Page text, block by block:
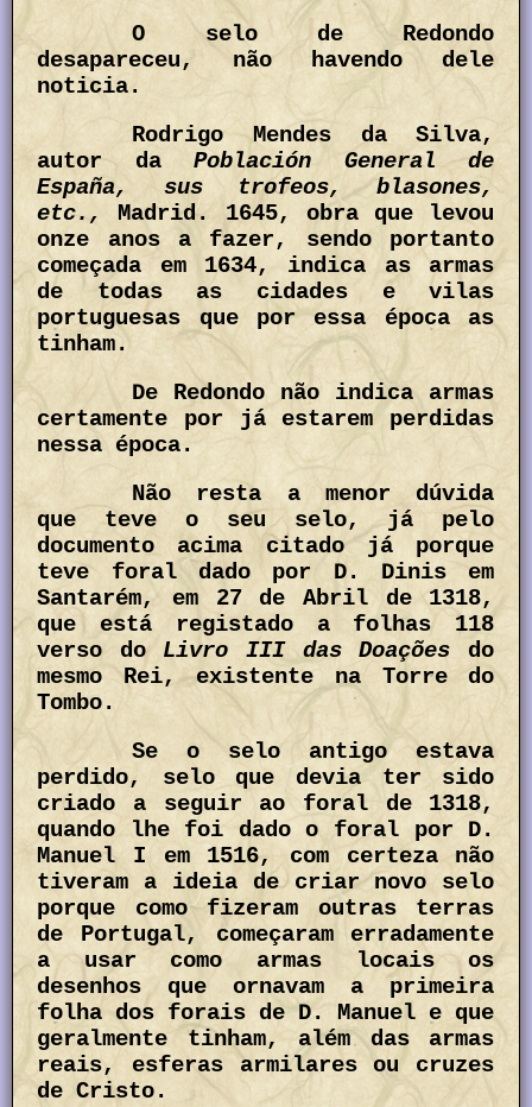
O selo de Redondo
desapareceu, não havendo dele
noticia.
Rodrigo Mendes da Silva,
autor daPoblación General de
España, sus trofeos, blasones,
etc.,
Madrid. 1645, obra que levou
onze anos a fazer, sendo portanto
começada em 1634, indica as armas
de todas as cidades e vilas
portuguesas que por essa época as
tinham.
De Redondo não indica armas
certamente por já estarem perdidas
nessa época.
Não resta a menor dúvida
que teve o seu selo, já pelo
documento acima citado já porque
teve foral dado por D. Dinis em
Santarém, em 27 de Abril de 1318,
que está registado a folhas 118
verso do Livro III das Doações do
mesmo Rei, existente na Torre do
Tombo.
Se o selo antigo estava
perdido, selo que devia ter sido
criado a seguir ao foral de 1318,
quando lhe foi dado o foral por D.
Manuel I em 1516, com certeza não
tiveram a ideia de criar novo selo
porque como fizeram outras terras
de Portugal, começaram erradamente
a usar como armas locais os
desenhos que ornavam a primeira
folha dos forais de D. Manuel e que
geralmente tinham, além das armas
reais, esferas armilares ou cruzes
de Cristo.